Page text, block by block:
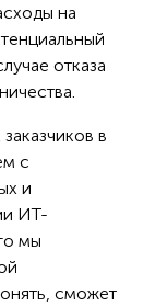
на
отказа
в
с
и
ИТ-
мы
сможет